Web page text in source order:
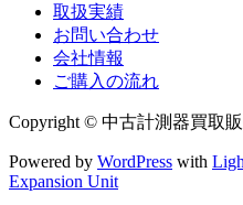
取扱実績
お問い合わせ
会社情報
ご購入の流れ
Copyright © 中古計測器買取販
Powered by WordPress with
Expansion Unit